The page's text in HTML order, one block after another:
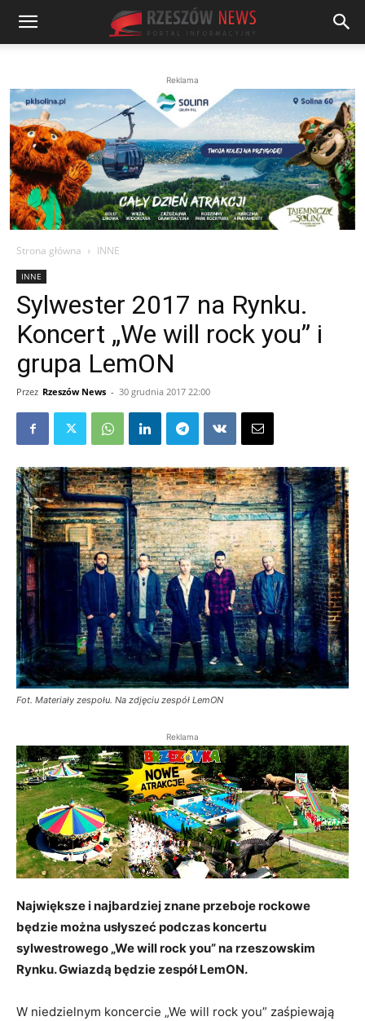
Reklama
Strona główna INNE
INNE
Sylwester 2017 na Rynku.
Koncert „We will rock you” i
grupa LemON
Przez Rzeszów News - 30 grudnia 2017 22:00
Fot. Materiały zespołu. Na zdjęciu zespół LemON
Reklama
Największe i najbardziej znane przeboje rockowe
będzie można usłyszeć podczas koncertu
sylwestrowego „We will rock you” na rzeszowskim
Rynku. Gwiazdą będzie zespół LemON.
W niedzielnym koncercie „We will rock you” zaśpiewają